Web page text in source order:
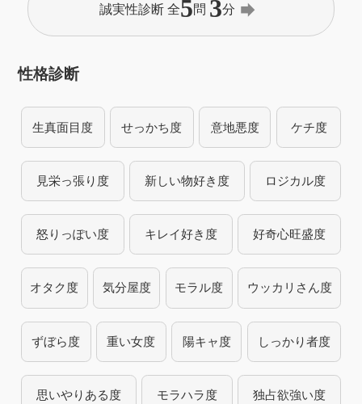
誠実性診断 全5問 3分 forward
性格診断
生真面目度 せっかち度 意地悪度 ケチ度
見栄っ張り度 新しい物好き度 ロジカル度
怒りっぽい度 キレイ好き度 好奇心旺盛度
オタク度 気分屋度 モラル度 ウッカリさん度
ずぼら度 重い女度 陽キャ度 しっかり者度
思いやりある度 モラハラ度 独占欲強い度